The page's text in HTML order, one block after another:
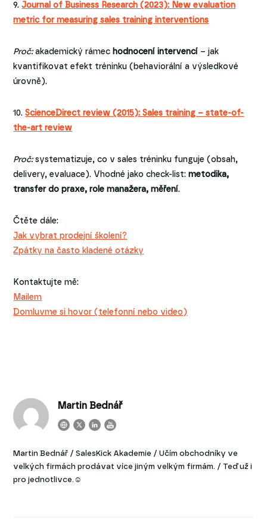
9.Journal of Business Research (2023): New evaluation
metric for measuring sales training interventions
Proč:akademický rámec hodnocení intervencí – jak
kvantifikovat efekt tréninku (behaviorální a výsledkové
úrovně).
10.ScienceDirect review (2015): Sales training – state-of-
the-art review
Proč:systematizuje, co v sales tréninku funguje (obsah,
delivery, evaluace). Vhodné jako check-list:metodika,
transfer do praxe, role manažera, měření.
Čtěte dále:
Jak vybrat prodejní školení?
Zpátky na často kladené otázky
Kontaktujte mě:
Mailem
Domluvme si hovor (telefonní nebo video)
Martin Bednář
Martin Bednář / SalesKick Akademie / Učím obchodníky ve
velkých firmách prodávat více jiným velkým firmám. / Teď už i
pro jednotlivce.☺